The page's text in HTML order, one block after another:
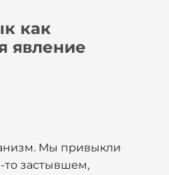
как
явление
Мы привыкли
то застывшем,